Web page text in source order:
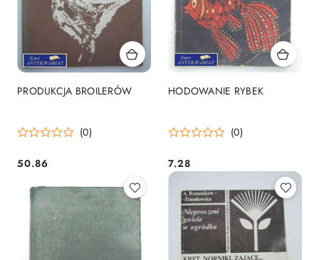
PRODUKCJA BROILERÓW
(0)
Cena:
50.86
HODOWANIE RYBEK
(0)
Cena:
7.28